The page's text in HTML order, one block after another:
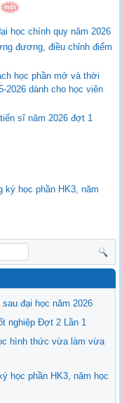
học chính quy năm 2026
đương, điều chỉnh điểm
học phần mở và thời
2026 dành cho học viên
sĩ năm 2026 đợt 1
ký học phần HK3, năm
đại học năm 2026
nghiệp Đợt 2 Lần 1
hình thức vừa làm vừa
học phần HK3, năm học